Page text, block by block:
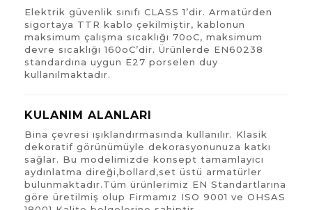
Elektrik güvenlik sınıfı CLASS 1’dir. Armatürden
sigortaya TTR kablo çekilmiştir, kablonun
maksimum çalışma sıcaklığı 70oC, maksimum
devre sıcaklığı 160oC’dir. Ürünlerde EN60238
standardına uygun E27 porselen duy
kullanılmaktadır.
KULANIM ALANLARI
Bina çevresi ışıklandırmasında kullanılır. Klasik
dekoratif görünümüyle dekorasyonunuza katkı
sağlar. Bu modelimizde konsept tamamlayıcı
aydınlatma direği,bollard,set üstü armatürler
bulunmaktadır.Tüm ürünlerimiz EN Standartlarına
göre üretilmiş olup Firmamız ISO 9001 ve OHSAS